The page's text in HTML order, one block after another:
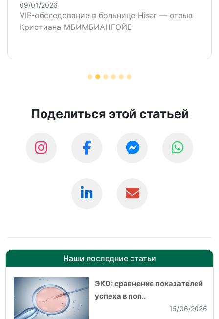
09/01/2026
VIP-обследование в больнице Hisar — отзыв
Кристиана МБИМБИАНГОЙЕ
Поделиться этой статьей
Наши последние статьи
ЭКО: сравнение показателей
успеха в поп..
15/06/2026